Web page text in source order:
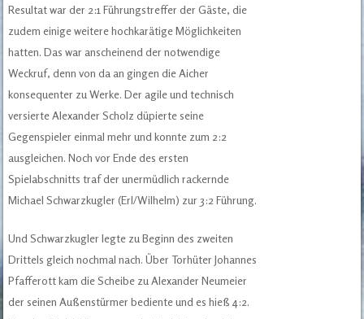
Resultat war der 2:1 Führungstreffer der Gäste, die
zudem einige weitere hochkarätige Möglichkeiten
hatten. Das war anscheinend der notwendige
Weckruf, denn von da an gingen die Aicher
konsequenter zu Werke. Der agile und technisch
versierte Alexander Scholz düpierte seine
Gegenspieler einmal mehr und konnte zum 2:2
ausgleichen. Noch vor Ende des ersten
Spielabschnitts traf der unermüdlich rackernde
Michael Schwarzkugler (Erl/Wilhelm) zur 3:2 Führung.
Und Schwarzkugler legte zu Beginn des zweiten
Drittels gleich nochmal nach. Über Torhüter Johannes
Pfafferott kam die Scheibe zu Alexander Neumeier
der seinen Außenstürmer bediente und es hieß 4:2.